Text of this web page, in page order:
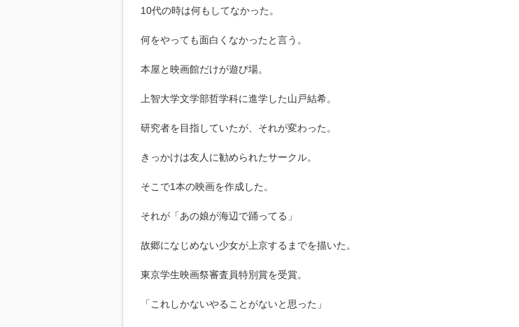
10代の時は何もしてなかった。
何をやっても面白くなかったと言う。
本屋と映画館だけが遊び場。
上智大学文学部哲学科に進学した山戸結希。
研究者を目指していたが、それが変わった。
きっかけは友人に勧められたサークル。
そこで1本の映画を作成した。
それが「あの娘が海辺で踊ってる」
故郷になじめない少女が上京するまでを描いた。
東京学生映画祭審査員特別賞を受賞。
「これしかないやることがないと思った」